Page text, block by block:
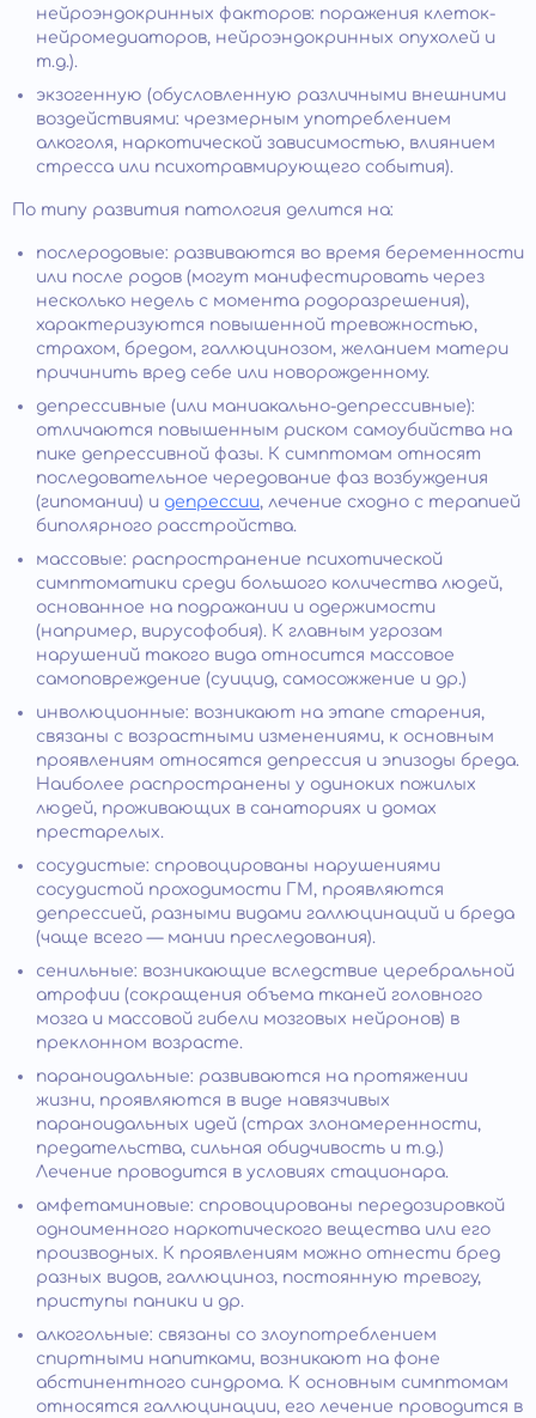
нейроэндокринных факторов: поражения клеток-
нейромедиаторов, нейроэндокринных опухолей и
т.д.).
экзогенную (обусловленную различными внешними
воздействиями: чрезмерным употреблением
алкоголя, наркотической зависимостью, влиянием
стресса или психотравмирующего события).
По типу развития патология делится на:
послеродовые: развиваются во время беременности
или после родов (могут манифестировать через
несколько недель с момента родоразрешения),
характеризуются повышенной тревожностью,
страхом, бредом, галлюцинозом, желанием матери
причинить вред себе или новорожденному.
депрессивные (или маниакально-депрессивные):
отличаются повышенным риском самоубийства на
пике депрессивной фазы. К симптомам относят
последовательное чередование фаз возбуждения
(гипомании) и депрессии, лечение сходно с терапией
биполярного расстройства.
массовые: распространение психотической
симптоматики среди большого количества людей,
основанное на подражании и одержимости
(например, вирусофобия). К главным угрозам
нарушений такого вида относится массовое
самоповреждение (суицид, самосожжение и др.)
инволюционные: возникают на этапе старения,
связаны с возрастными изменениями, к основным
проявлениям относятся депрессия и эпизоды бреда.
Наиболее распространены у одиноких пожилых
людей, проживающих в санаториях и домах
престарелых.
сосудистые: спровоцированы нарушениями
сосудистой проходимости ГМ, проявляются
депрессией, разными видами галлюцинаций и бреда
(чаще всего — мании преследования).
сенильные: возникающие вследствие церебральной
атрофии (сокращения объема тканей головного
мозга и массовой гибели мозговых нейронов) в
преклонном возрасте.
параноидальные: развиваются на протяжении
жизни, проявляются в виде навязчивых
параноидальных идей (страх злонамеренности,
предательства, сильная обидчивость и т.д.)
Лечение проводится в условиях стационара.
амфетаминовые: спровоцированы передозировкой
одноименного наркотического вещества или его
производных. К проявлениям можно отнести бред
разных видов, галлюциноз, постоянную тревогу,
приступы паники и др.
алкогольные: связаны со злоупотреблением
спиртными напитками, возникают на фоне
абстинентного синдрома. К основным симптомам
относятся галлюцинации, его лечение проводится в